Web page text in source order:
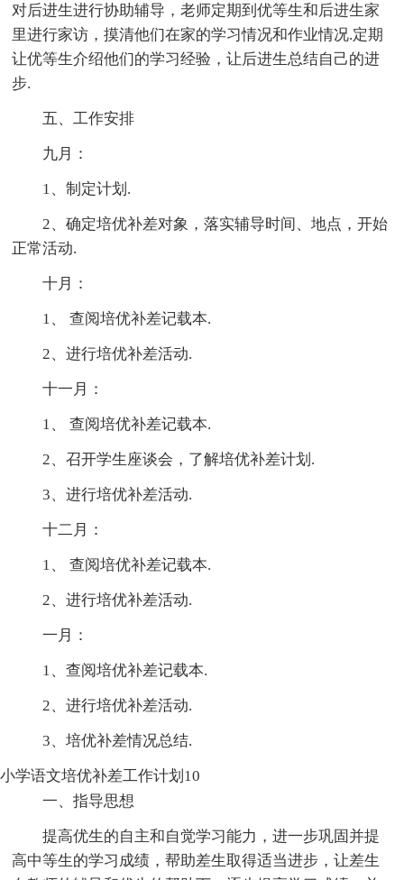
对后进生进行协助辅导，老师定期到优等生和后进生家
里进行家访，摸清他们在家的学习情况和作业情况.定期
让优等生介绍他们的学习经验，让后进生总结自己的进
步.
五、工作安排
九月：
1、制定计划.
2、确定培优补差对象，落实辅导时间、地点，开始
正常活动.
十月：
1、 查阅培优补差记载本.
2、进行培优补差活动.
十一月：
1、 查阅培优补差记载本.
2、召开学生座谈会，了解培优补差计划.
3、进行培优补差活动.
十二月：
1、 查阅培优补差记载本.
2、进行培优补差活动.
一月：
1、查阅培优补差记载本.
2、进行培优补差活动.
3、培优补差情况总结.
小学语文培优补差工作计划10
一、指导思想
提高优生的自主和自觉学习能力，进一步巩固并提
高中等生的学习成绩，帮助差生取得适当进步，让差生